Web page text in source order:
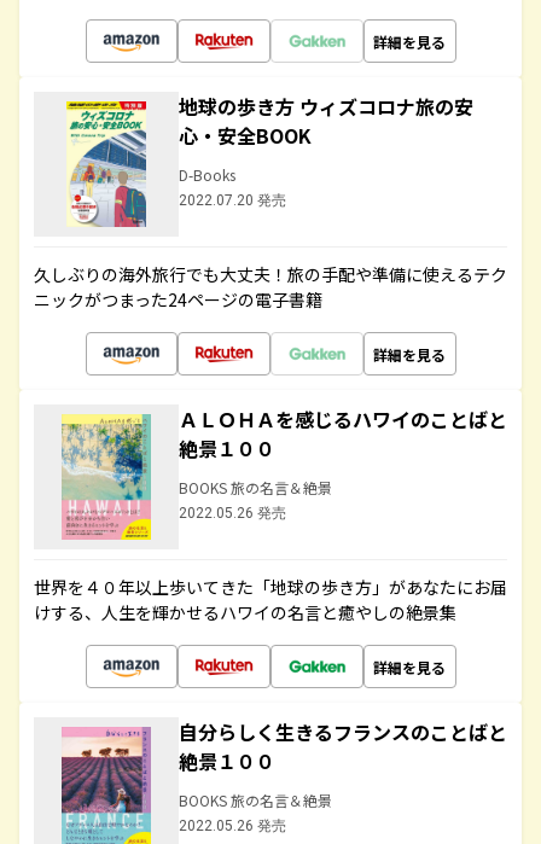
詳細を見る
地球の歩き方 ウィズコロナ旅の安
心・安全BOOK
D-Books
2022.07.20 発売
久しぶりの海外旅行でも大丈夫！旅の手配や準備に使えるテク
ニックがつまった24ページの電子書籍
詳細を見る
ＡＬＯＨＡを感じるハワイのことばと
絶景１００
BOOKS 旅の名言＆絶景
2022.05.26 発売
世界を４０年以上歩いてきた「地球の歩き方」があなたにお届
けする、人生を輝かせるハワイの名言と癒やしの絶景集
詳細を見る
自分らしく生きるフランスのことばと
絶景１００
BOOKS 旅の名言＆絶景
2022.05.26 発売